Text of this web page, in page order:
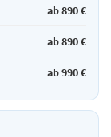
ab 890 €
ab 890 €
ab 990 €